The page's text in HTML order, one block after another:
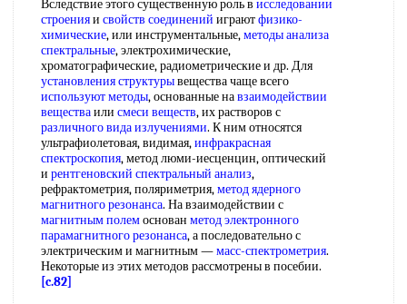
Вследствие этого существенную роль в исследовании
строенияи свойств соединений играютфизико-
химические, или инструментальные,методы анализа
спектральные, электрохимические,
хроматографические, радиометрические и др. Для
установления структурывещества чаще всего
используют методы, основанные навзаимодействии
веществаили смеси веществ, их растворов с
различного вида излучениями. К ним относятся
ультрафиолетовая, видимая,инфракрасная
спектроскопия, метод люми-иесценцин, оптический
и рентгеновский спектральный анализ,
рефрактометрия, поляриметрия,метод ядерного
магнитного резонанса. На взаимодействии с
магнитным полемоснован метод электронного
парамагнитного резонанса, а последовательно с
электрическим и магнитным —масс-спектрометрия.
Некоторые из этих методов рассмотрены в посебии.
[c.82]